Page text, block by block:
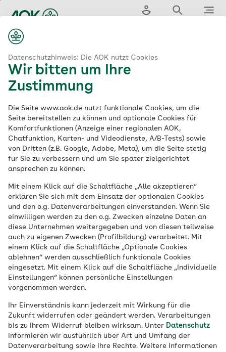
Datenschutzhinweis: Die AOK nutzt Cookies
Wir bitten um Ihre
Zustimmung
Die Seite www.aok.de nutzt funktionale Cookies, um die
Seite bereitstellen zu können und optionale Cookies für
Komfortfunktionen (Anzeige einer regionalen AOK,
Chatfunktion, Karten- und Videodienste, A/B-Tests) sowie
von Dritten (z.B. Google, Adobe, Meta), um die Seite stetig
für Sie zu verbessern und um Sie später zielgerichtet
ansprechen zu können.
Mit einem Klick auf die Schaltfläche „Alle akzeptieren“
erklären Sie sich mit dem Einsatz der optionalen Cookies
und den o.g. Datenverarbeitungen einverstanden. Wenn Sie
einwilligen werden zu den o.g. Zwecken einzelne Daten an
diese Unternehmen weitergegeben und von diesen teilweise
auch zu eigenen Zwecken (Profilbildung) verarbeitet. Mit
einem Klick auf die Schaltfläche „Optionale Cookies
ablehnen“ werden ausschließlich funktionale Cookies
eingesetzt. Mit einem Klick auf die Schaltfläche „Individuelle
Einstellungen“ können persönliche Einstellungen
vorgenommen werden.
Ihr Einverständnis kann jederzeit mit Wirkung für die
Zukunft widerrufen oder geändert werden. Verarbeitungen
bis zu Ihrem Widerruf bleiben wirksam. Unter Datenschutz
informieren wir ausführlich über Art und Umfang der
Datenverarbeitung sowie Ihre Rechte. Weitere Informationen
Hauptinhalt
springen
Die AOK-
Hilfsmittelsuche:
Einfach den
passenden Anbieter
finden
Bitte ermitteln Sie Ihre AOK, in deren
Einzugsgebiet Sie die AOK-Hilfsmittelsuche
starten möchten.
Meine AOK ermitteln